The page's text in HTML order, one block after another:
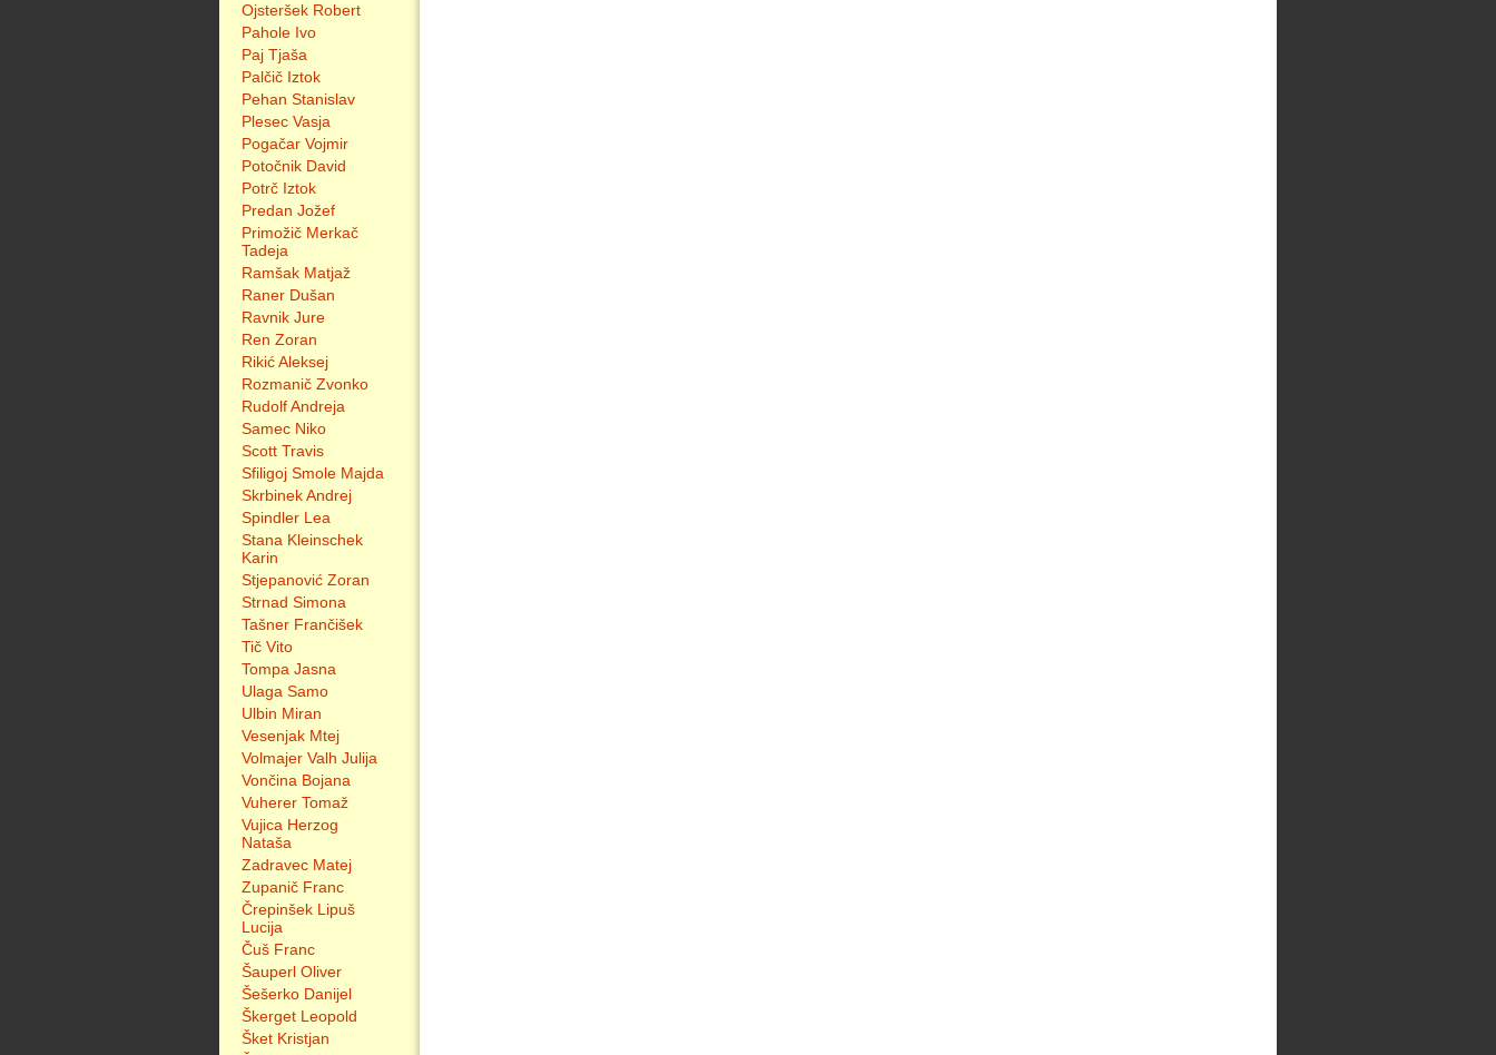
Ojsteršek Robert
Pahole Ivo
Paj Tjaša
Palčič Iztok
Pehan Stanislav
Plesec Vasja
Pogačar Vojmir
Potočnik David
Potrč Iztok
Predan Jožef
Primožič Merkač
Tadeja
Ramšak Matjaž
Raner Dušan
Ravnik Jure
Ren Zoran
Rikić Aleksej
Rozmanič Zvonko
Rudolf Andreja
Samec Niko
Scott Travis
Sfiligoj Smole Majda
Skrbinek Andrej
Spindler Lea
Stana Kleinschek
Karin
Stjepanović Zoran
Strnad Simona
Tašner Frančišek
Tič Vito
Tompa Jasna
Ulaga Samo
Ulbin Miran
Vesenjak Mtej
Volmajer Valh Julija
Vončina Bojana
Vuherer Tomaž
Vujica Herzog
Nataša
Zadravec Matej
Zupanič Franc
Črepinšek Lipuš
Lucija
Čuš Franc
Šauperl Oliver
Šešerko Danijel
Škerget Leopold
Šket Kristjan